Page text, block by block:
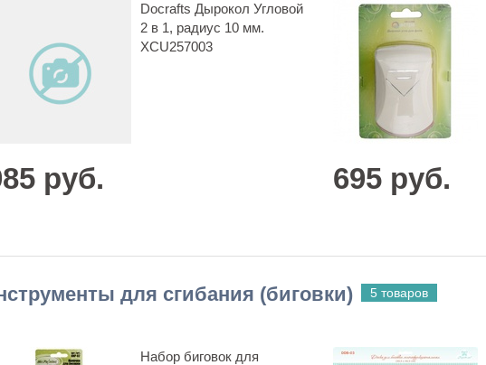
Docrafts Дырокол Угловой
2 в 1, радиус 10 мм.
XCU257003
руб. 695 руб.
для сгибания (биговки) 5 товаров
Набор биговок для